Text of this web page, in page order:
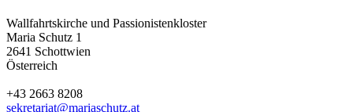
Wallfahrtskirche und Passionistenkloster
Maria Schutz 1
2641 Schottwien
Österreich
+43 2663 8208
sekretariat@mariaschutz.at